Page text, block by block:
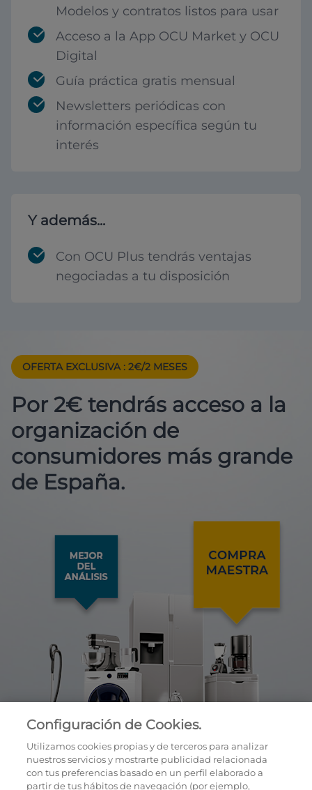
Modelos y contratos listos para usar
Acceso a la App OCU Market y OCU
Digital
Guía práctica gratis mensual
Newsletters periódicas con
información específica según tu
interés
Y además...
Con OCU Plus tendrás ventajas
negociadas a tu disposición
OFERTA EXCLUSIVA : 2€/2 MESES
Por 2€ tendrás acceso a la
organización de
consumidores más grande
de España.
Configuración de Cookies.
Utilizamos cookies propias y de terceros para analizar
nuestros servicios y mostrarte publicidad relacionada
con tus preferencias basado en un perfil elaborado a
partir de tus hábitos de navegación (por ejemplo,